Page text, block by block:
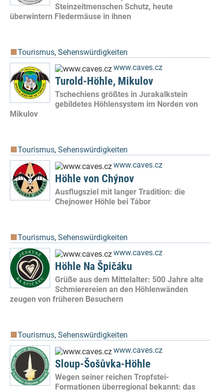
Steinzeitmenschen Schutz, heute
überwintern Fledermäuse in ihnen
Tourismus, Sehenswürdigkeiten
www.caves.cz
Turold-Höhle, Mikulov
Tschechiens größtes in Jurakalkstein
gebildetes Höhlensystem im Norden von
Mikulov
Tourismus, Sehenswürdigkeiten
www.caves.cz
Höhle von Chýnov
Ausflugsziel mit langer Tradition: die
Chejnower Höhle bei Tábor
Tourismus, Sehenswürdigkeiten
www.caves.cz
Höhle Na Špičáku
Grüße aus dem Mittelalter: 500 Jahre alte
Schmierereien an den Höhlenwänden
zeugen von früheren Besuchern
Tourismus, Sehenswürdigkeiten
www.caves.cz
Sloup-Šošůvka-Höhle
Wegen seiner reichen Tropfstei-
Formationen überregional bekannt: das